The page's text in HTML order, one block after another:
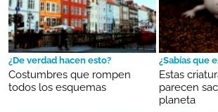
¿De verdad hacen esto?
Costumbres que rompen
todos los esquemas
¿Sabías que
Estas
parecen
planeta